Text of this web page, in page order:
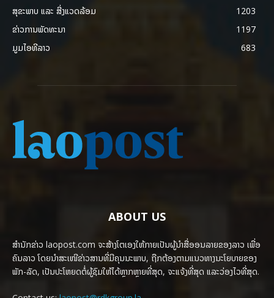
ສຸຂະພາບ ແລະ ສີ່ງແວດລ້ອມ
1203
ຂ່າວການພັດທະນາ
1197
ມູມໄອທີລາວ
683
ABOUT US
ສຳນັກຂ່າວ laopost.com ຈະສ້າງໂຕເອງໃຫ້ກາຍເປັນຜູ້ນຳສື່ອອນລາຍຂອງລາວ ເພື່ອ
ຄົນລາວ ໂດຍນຳສະເໜີຂ່າວສານທີ່ມີຄຸນນະພາບ, ຖືກຕ້ອງຕາມແນວທາງນະໂຍບາຍຂອງ
ພັກ-ລັດ, ເປັນປະໂຫຍດຕໍ່ຜູ້ຊົມໃຫ້ໄດ້ຫຼາກຫຼາຍທີ່ສຸດ, ຈະແຈ້ງທີ່ສຸດ ແລະວ່ອງໄວທີ່ສຸດ.